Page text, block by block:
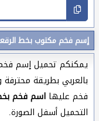
إسم فخم مكتوب بخط
يمكنكم تحميل إسم
بالعربي بطريقة
فخم عليها اسم فخم
التحميل أسفل الصورة.